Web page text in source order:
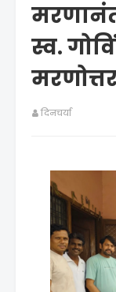
स्व.
दिनचर्या